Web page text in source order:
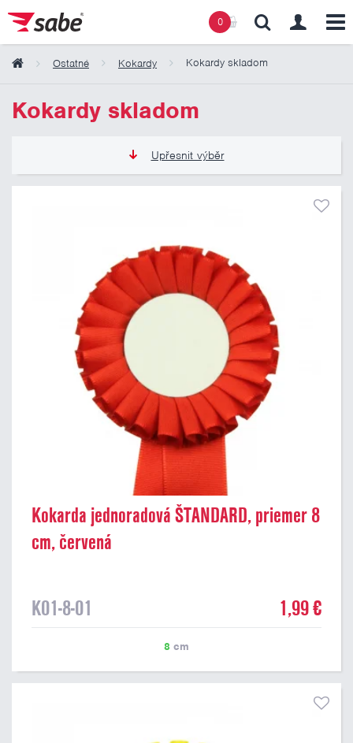
0
Ostatné Kokardy Kokardy skladom
Kokardy skladom
Upřesnit výběr
Pouze skladem
Kokarda jednoradová ŠTANDARD, priemer 8
cm, červená
K01-8-01 1,99 €
8 cm
Obsah košíku